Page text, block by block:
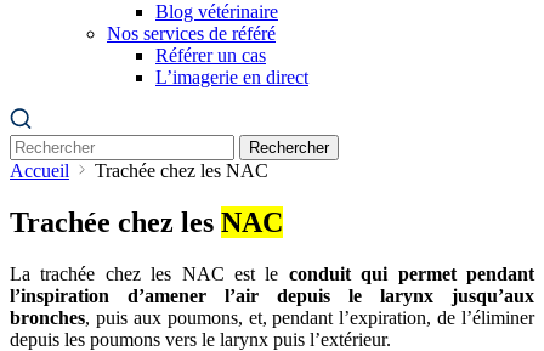
Blog vétérinaire
Nos services de référé
Référer un cas
L’imagerie en direct
Rechercher
Accueil Trachée chez les NAC
Trachée chez les NAC
La trachée chez les NAC est le conduit qui permet pendant
l’inspiration d’amener l’air depuis le larynx jusqu’aux
bronches, puis aux poumons, et, pendant l’expiration, de l’éliminer
depuis les poumons vers le larynx puis l’extérieur.